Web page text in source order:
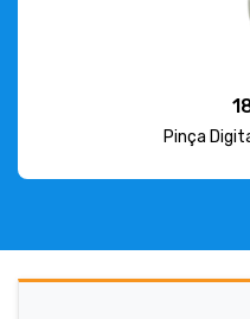
Pinça